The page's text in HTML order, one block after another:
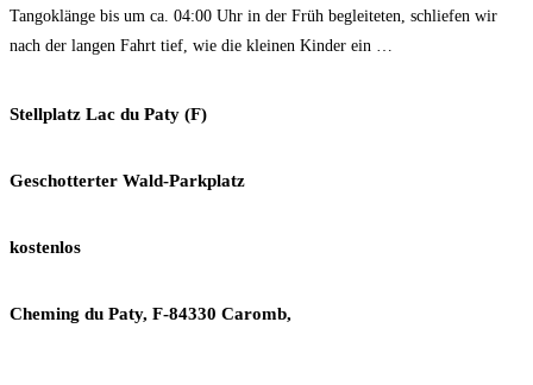
Tangoklänge bis um ca. 04:00 Uhr in der Früh begleiteten, schliefen wir
nach der langen Fahrt tief, wie die kleinen Kinder ein …
Stellplatz Lac du Paty (F)
Geschotterter Wald-Parkplatz
kostenlos
Cheming du Paty, F-84330 Caromb,